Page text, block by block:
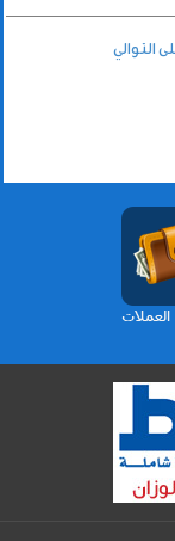
التوالي